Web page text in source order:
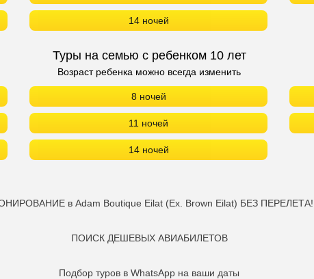
14 ночей
Туры на семью с ребенком 10 лет
Возраст ребенка можно всегда изменить
8 ночей
11 ночей
14 ночей
в Adam Boutique Eilat (Ex. Brown Eilat) БЕЗ ПЕРЕЛЕТА!
ПОИСК ДЕШЕВЫХ АВИАБИЛЕТОВ
Подбор туров в WhatsApp на ваши даты